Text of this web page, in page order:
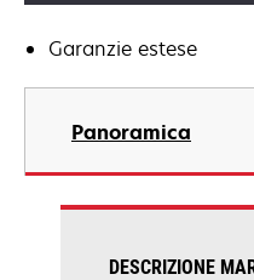
Garanzie estese
Panoramica
DESCRIZIONE